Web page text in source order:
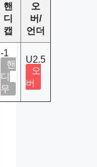
핸
디
캡
오
버/
언더
-1
핸
디
무
U2.5
오
버